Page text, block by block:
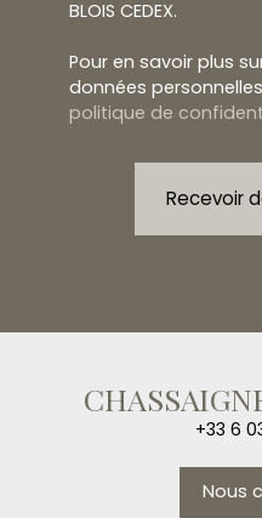
BLOIS CEDEX.
Pour en savoir plus
données
politique de
Recevoir
+33 6
Nous